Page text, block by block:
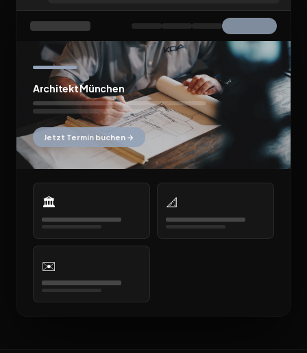
Architekt München
Jetzt Termin buchen →
🏛️ 📐
✉️